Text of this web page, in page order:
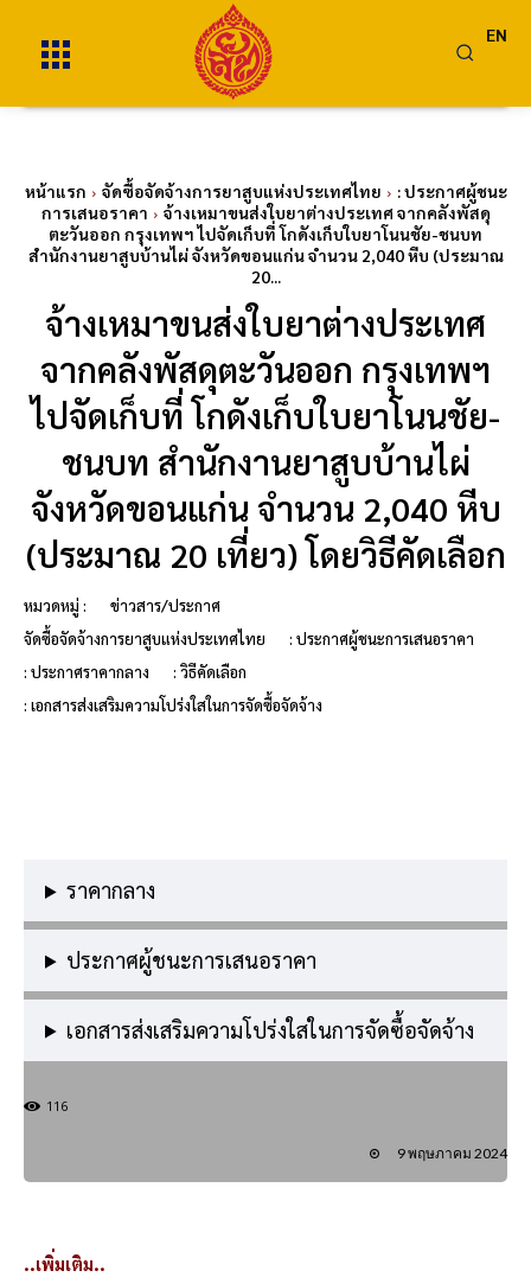
EN
หน้าแรก จัดซื้อจัดจ้างการยาสูบแห่งประเทศไทย
: ประกาศผู้ชนะ
การเสนอราคา
จ้างเหมาขนส่งใบยาต่างประเทศ จากคลังพัสดุ
ตะวันออก กรุงเทพฯ ไปจัดเก็บที่ โกดังเก็บใบยาโนนชัย-ชนบท
สำนักงานยาสูบบ้านไผ่ จังหวัดขอนแก่น จำนวน 2,040 หีบ (ประมาณ
20...
จ้างเหมาขนส่งใบยาต่างประเทศ
จากคลังพัสดุตะวันออก กรุงเทพฯ
ไปจัดเก็บที่ โกดังเก็บใบยาโนนชัย-
ชนบท สำนักงานยาสูบบ้านไผ่
จังหวัดขอนแก่น จำนวน 2,040 หีบ
(ประมาณ 20 เที่ยว) โดยวิธีคัดเลือก
หมวดหมู่ :
ข่าวสาร/ประกาศ
จัดซื้อจัดจ้างการยาสูบแห่งประเทศไทย
: ประกาศผู้ชนะการเสนอราคา
: ประกาศราคากลาง
: วิธีคัดเลือก
: เอกสารส่งเสริมความโปร่งใสในการจัดซื้อจัดจ้าง
ราคากลาง
ประกาศผู้ชนะการเสนอราคา
เอกสารส่งเสริมความโปร่งใสในการจัดซื้อจัดจ้าง
116
9 พฤษภาคม 2024
..เพิ่มเติม..